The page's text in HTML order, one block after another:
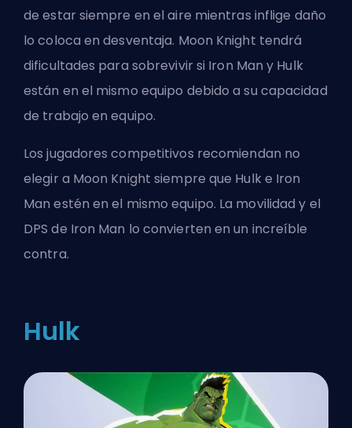
de estar siempre en el aire mientras inflige daño
lo coloca en desventaja. Moon Knight tendrá
dificultades para sobrevivir si Iron Man y Hulk
están en el mismo equipo debido a su capacidad
de trabajo en equipo.
Los jugadores competitivos recomiendan no
elegir a Moon Knight siempre que Hulk e Iron
Man estén en el mismo equipo. La movilidad y el
DPS de Iron Man lo convierten en un increíble
contra.
Hulk